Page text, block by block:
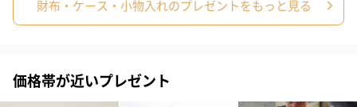
財布・ケース・小物入れのプレゼントをもっと見る
価格帯が近いプレゼント